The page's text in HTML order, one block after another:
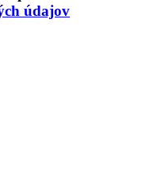
údajov